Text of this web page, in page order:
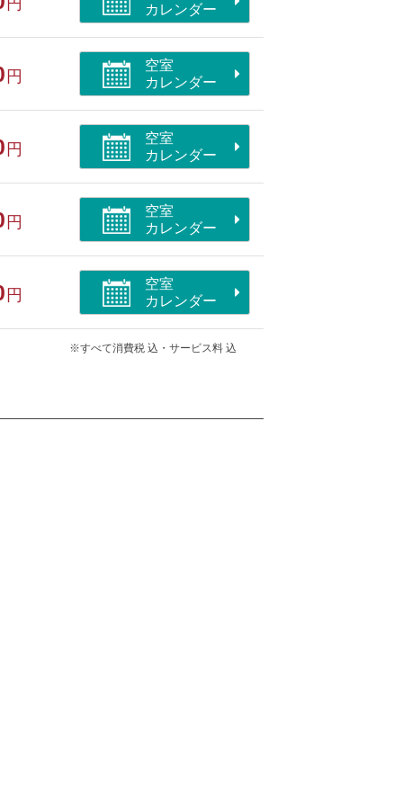
トができる部屋/ペット同室/洗浄機付
カレンダー
円
空室
カレンダー
円
空室
カレンダー
円
空室
カレンダー
円
空室
カレンダー
※すべて消費税 込・サービス料 込